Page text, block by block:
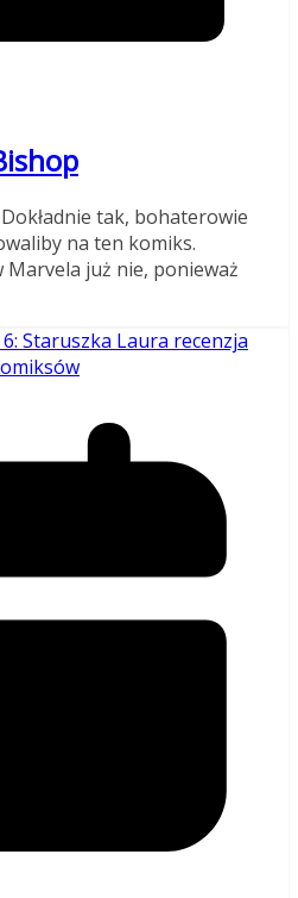
tak, bohaterowie
na ten komiks.
już nie, ponieważ